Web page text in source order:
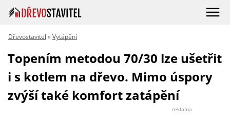
Dřevostavitel »Vytápění
Topením metodou 70/30 lze ušetřit
i s kotlem na dřevo. Mimo úspory
zvýší také komfort zatápění
reklama